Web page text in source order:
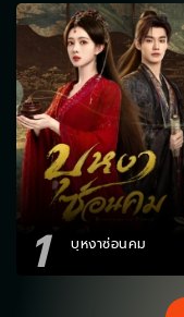
1 บุหงาซ่อนคม